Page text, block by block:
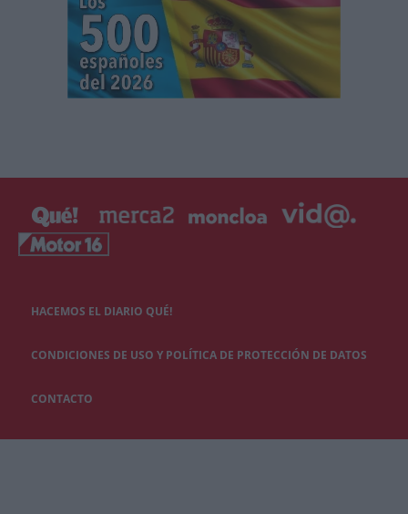
HACEMOS EL DIARIO QUÉ!
CONDICIONES DE USO Y POLÍTICA DE PROTECCIÓN DE DATOS
CONTACTO